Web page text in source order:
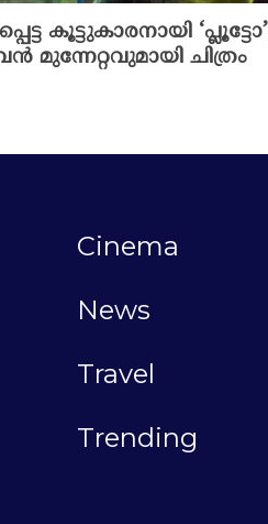
കൂട്ടുകാരനായി
മുന്നേറ്റവുമായി ചിത്രം
Cinema
News
Travel
Trending